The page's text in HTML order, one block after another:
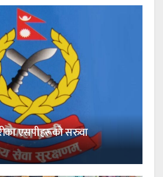
एसपीहरूको सरुवा